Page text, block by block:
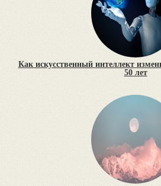
Как искусственный интеллект
50 лет